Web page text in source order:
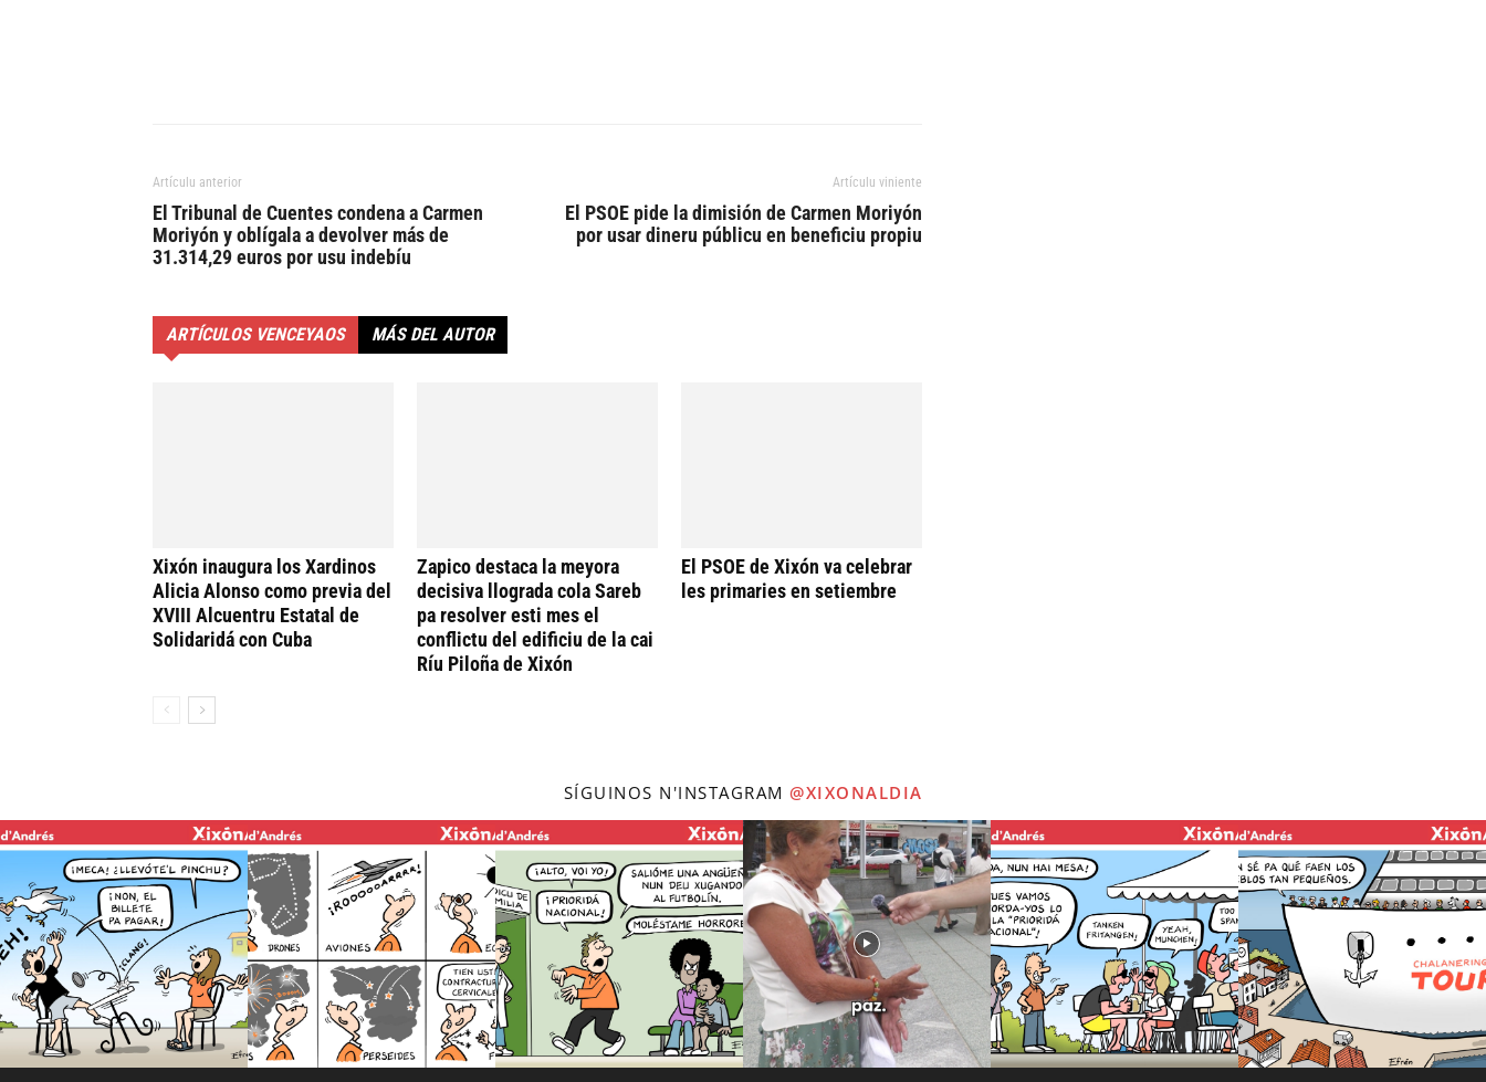
Artículu anterior
El Tribunal de Cuentes condena a Carmen
Moriyón y oblígala a devolver más de
31.314,29 euros por usu indebíu
Artículu viniente
El PSOE pide la dimisión de Carmen Moriyón
por usar dineru públicu en beneficiu propiu
ARTÍCULOS VENCEYAOS MÁS DEL AUTOR
Xixón inaugura los Xardinos
Alicia Alonso como previa del
XVIII Alcuentru Estatal de
Solidaridá con Cuba
Zapico destaca la meyora
decisiva llograda cola Sareb
pa resolver esti mes el
conflictu del edificiu de la cai
Ríu Piloña de Xixón
El PSOE de Xixón va celebrar
les primaries en setiembre
SÍGUINOS N'INSTAGRAM @XIXONALDIA